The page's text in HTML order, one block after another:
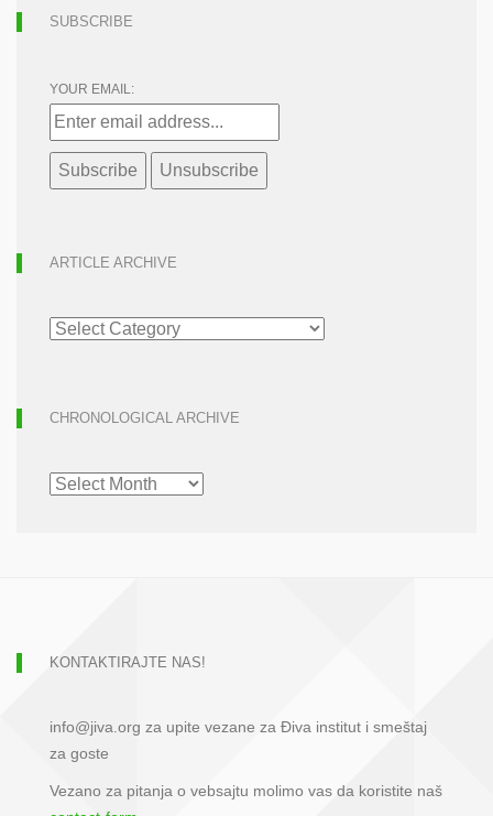
SUBSCRIBE
YOUR EMAIL:
ARTICLE ARCHIVE
ARTICLE
ARCHIVE
CHRONOLOGICAL ARCHIVE
CHRONOLOGICAL
ARCHIVE
KONTAKTIRAJTE NAS!
info@jiva.org za upite vezane za Điva institut i smeštaj
za goste
Vezano za pitanja o vebsajtu molimo vas da koristite naš